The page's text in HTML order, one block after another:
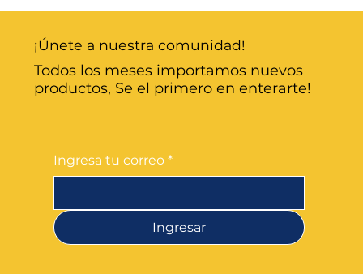
Ingresa tu correo *
Ingresar
Todos los meses importamos nuevos
productos, Se el primero en enterarte!
¡Únete a nuestra comunidad!